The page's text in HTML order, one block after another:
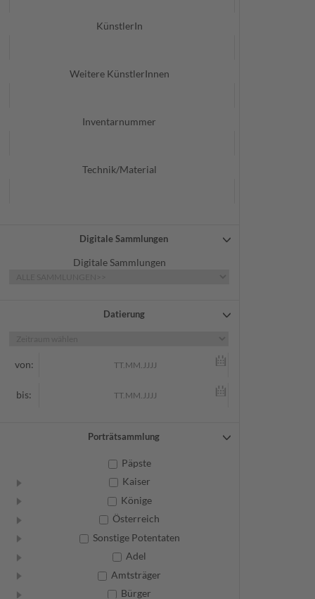
KünstlerIn
Weitere KünstlerInnen
Inventarnummer
Technik/Material
Digitale Sammlungen
Digitale Sammlungen
Datierung
von:
bis:
Porträtsammlung
Päpste
Kaiser
Könige
Österreich
Sonstige Potentaten
Adel
Amtsträger
Bürger